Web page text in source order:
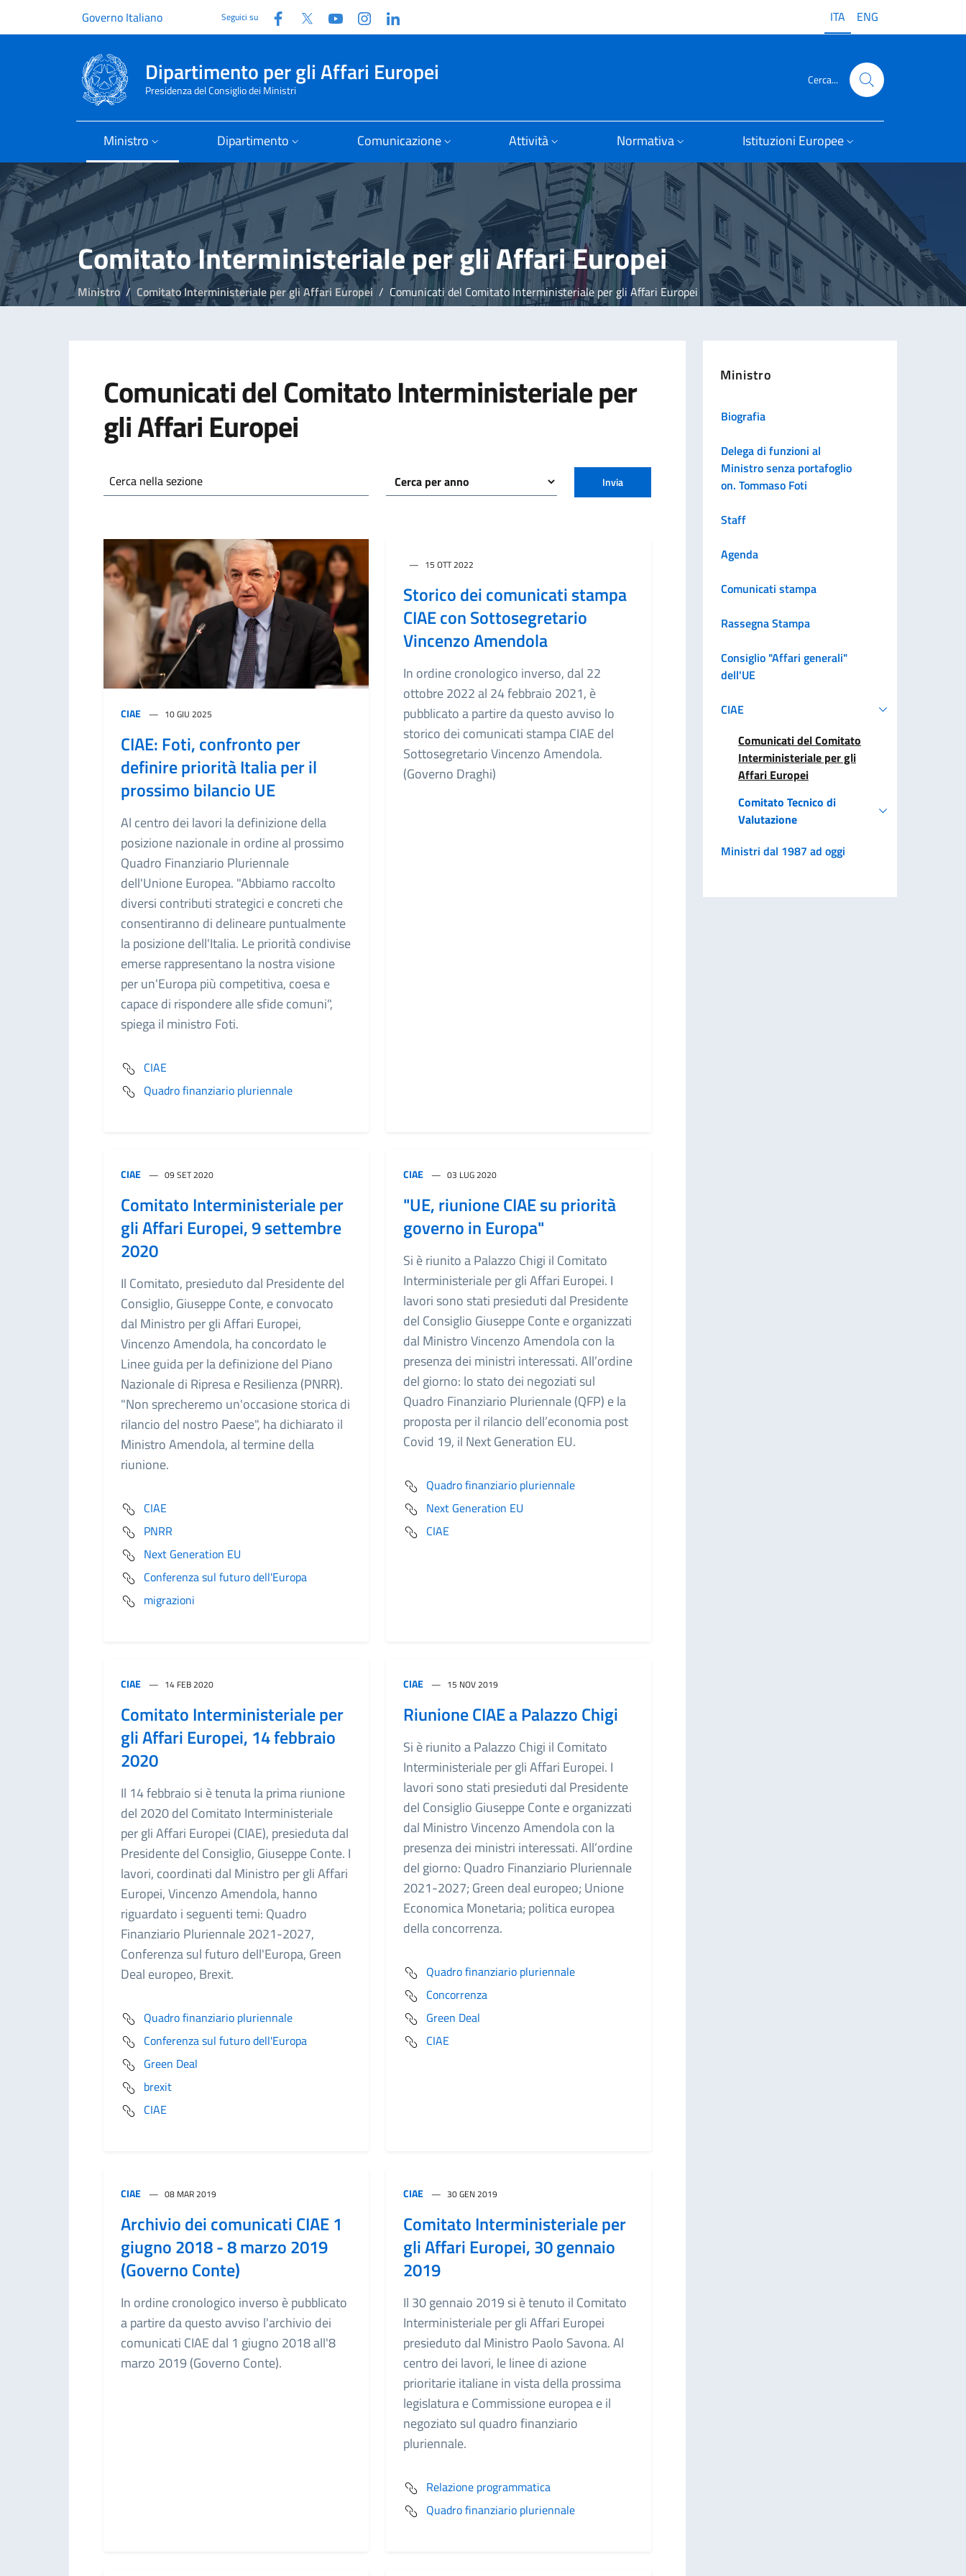
Governo Italiano Seguici su Facebook
Twitter YouTubeInstagram ITA ENG
Dipartimento per gli Affari Europei
Presidenza del Consiglio dei Ministri
Cerca...
Ministro Dipartimento Comunicazione Attività Normativa Istituzioni Europee
Comitato Interministeriale per gli Affari Europei
Ministro Comitato Interministeriale per gli Affari Europei Comunicati del Comitato Interministeriale per gli Affari Europei
Comunicati del Comitato Interministeriale per
gli Affari Europei
Cerca nella sezione Invia
CIAE 10 GIU 2025
CIAE: Foti, confronto per
definire priorità Italia per il
prossimo bilancio UE
Al centro dei lavori la definizione della
posizione nazionale in ordine al prossimo
Quadro Finanziario Pluriennale
dell'Unione Europea. "Abbiamo raccolto
diversi contributi strategici e concreti che
consentiranno di delineare puntualmente
la posizione dell'Italia. Le priorità condivise
emerse rappresentano la nostra visione
per un'Europa più competitiva, coesa e
capace di rispondere alle sfide comuni",
spiega il ministro Foti.
CIAE
Quadro finanziario pluriennale
15 OTT 2022
Storico dei comunicati stampa
CIAE con Sottosegretario
Vincenzo Amendola
In ordine cronologico inverso, dal 22
ottobre 2022 al 24 febbraio 2021, è
pubblicato a partire da questo avviso lo
storico dei comunicati stampa CIAE del
Sottosegretario Vincenzo Amendola.
(Governo Draghi)
CIAE 09 SET 2020
Comitato Interministeriale per
gli Affari Europei, 9 settembre
2020
Il Comitato, presieduto dal Presidente del
Consiglio, Giuseppe Conte, e convocato
dal Ministro per gli Affari Europei,
Vincenzo Amendola, ha concordato le
Linee guida per la definizione del Piano
Nazionale di Ripresa e Resilienza (PNRR).
"Non sprecheremo un'occasione storica di
rilancio del nostro Paese", ha dichiarato il
Ministro Amendola, al termine della
riunione.
CIAE
PNRR
Next Generation EU
Conferenza sul futuro dell'Europa
migrazioni
CIAE 03 LUG 2020
"UE, riunione CIAE su priorità
governo in Europa"
Si è riunito a Palazzo Chigi il Comitato
Interministeriale per gli Affari Europei. I
lavori sono stati presieduti dal Presidente
del Consiglio Giuseppe Conte e organizzati
dal Ministro Vincenzo Amendola con la
presenza dei ministri interessati. All’ordine
del giorno: lo stato dei negoziati sul
Quadro Finanziario Pluriennale (QFP) e la
proposta per il rilancio dell’economia post
Covid 19, il Next Generation EU.
Quadro finanziario pluriennale
Next Generation EU
CIAE
CIAE 14 FEB 2020
Comitato Interministeriale per
gli Affari Europei, 14 febbraio
2020
Il 14 febbraio si è tenuta la prima riunione
del 2020 del Comitato Interministeriale
per gli Affari Europei (CIAE), presieduta dal
Presidente del Consiglio, Giuseppe Conte. I
lavori, coordinati dal Ministro per gli Affari
Europei, Vincenzo Amendola, hanno
riguardato i seguenti temi: Quadro
Finanziario Pluriennale 2021-2027,
Conferenza sul futuro dell'Europa, Green
Deal europeo, Brexit.
Quadro finanziario pluriennale
Conferenza sul futuro dell'Europa
Green Deal
brexit
CIAE
CIAE 15 NOV 2019
Riunione CIAE a Palazzo Chigi
Si è riunito a Palazzo Chigi il Comitato
Interministeriale per gli Affari Europei. I
lavori sono stati presieduti dal Presidente
del Consiglio Giuseppe Conte e organizzati
dal Ministro Vincenzo Amendola con la
presenza dei ministri interessati. All’ordine
del giorno: Quadro Finanziario Pluriennale
2021-2027; Green deal europeo; Unione
Economica Monetaria; politica europea
della concorrenza.
Quadro finanziario pluriennale
Concorrenza
Green Deal
CIAE
CIAE 08 MAR 2019
Archivio dei comunicati CIAE 1
giugno 2018 - 8 marzo 2019
(Governo Conte)
In ordine cronologico inverso è pubblicato
a partire da questo avviso l'archivio dei
comunicati CIAE dal 1 giugno 2018 all'8
marzo 2019 (Governo Conte).
CIAE 30 GEN 2019
Comitato Interministeriale per
gli Affari Europei, 30 gennaio
2019
Il 30 gennaio 2019 si è tenuto il Comitato
Interministeriale per gli Affari Europei
presieduto dal Ministro Paolo Savona. Al
centro dei lavori, le linee di azione
prioritarie italiane in vista della prossima
legislatura e Commissione europea e il
negoziato sul quadro finanziario
pluriennale.
Relazione programmatica
Quadro finanziario pluriennale
Ministro
Biografia
Delega di funzioni al
Ministro senza portafoglio
on. Tommaso Foti
Staff
Agenda
Comunicati stampa
Rassegna Stampa
Consiglio "Affari generali"
dell'UE
CIAE
Comunicati del Comitato
Interministeriale per gli
Affari Europei
Comitato Tecnico di
Valutazione
Ministri dal 1987 ad oggi